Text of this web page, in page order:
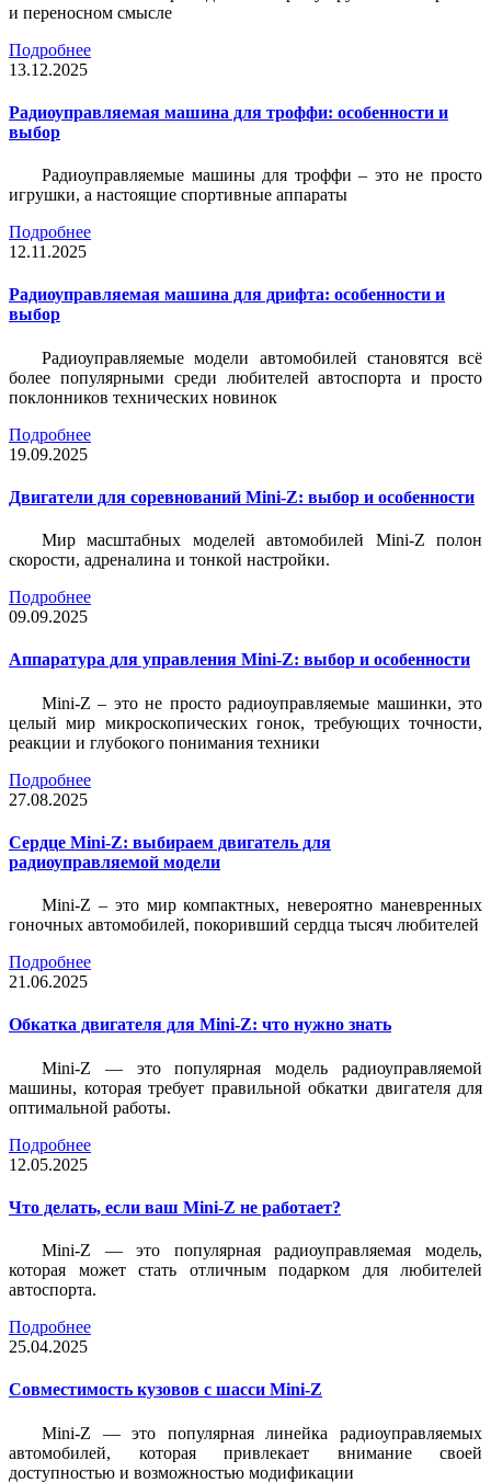
и переносном смысле
Подробнее
13.12.2025
Радиоуправляемая машина для троффи: особенности и
выбор
Радиоуправляемые машины для троффи – это не просто
игрушки, а настоящие спортивные аппараты
Подробнее
12.11.2025
Радиоуправляемая машина для дрифта: особенности и
выбор
Радиоуправляемые модели автомобилей становятся всё
более популярными среди любителей автоспорта и просто
поклонников технических новинок
Подробнее
19.09.2025
Двигатели для соревнований Mini-Z: выбор и особенности
Мир масштабных моделей автомобилей Mini-Z полон
скорости, адреналина и тонкой настройки.
Подробнее
09.09.2025
Аппаратура для управления Mini-Z: выбор и особенности
Mini-Z – это не просто радиоуправляемые машинки, это
целый мир микроскопических гонок, требующих точности,
реакции и глубокого понимания техники
Подробнее
27.08.2025
Сердце Mini-Z: выбираем двигатель для
радиоуправляемой модели
Mini-Z – это мир компактных, невероятно маневренных
гоночных автомобилей, покоривший сердца тысяч любителей
Подробнее
21.06.2025
Обкатка двигателя для Mini-Z: что нужно знать
Mini-Z — это популярная модель радиоуправляемой
машины, которая требует правильной обкатки двигателя для
оптимальной работы.
Подробнее
12.05.2025
Что делать, если ваш Mini-Z не работает?
Mini-Z — это популярная радиоуправляемая модель,
которая может стать отличным подарком для любителей
автоспорта.
Подробнее
25.04.2025
Совместимость кузовов с шасси Mini-Z
Mini-Z — это популярная линейка радиоуправляемых
автомобилей, которая привлекает внимание своей
доступностью и возможностью модификации